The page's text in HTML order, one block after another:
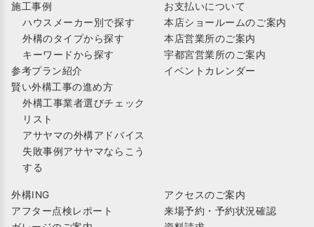
施工事例
ハウスメーカー別で探す
外構のタイプから探す
キーワードから探す
参考プラン紹介
賢い外構工事の進め方
外構工事業者選びチェック
リスト
アサヤマの外構アドバイス
失敗事例アサヤマならこう
する
お支払いについて
本店ショールームのご案内
本店営業所のご案内
宇都宮営業所のご案内
イベントカレンダー
外構ING
アフター点検レポート
アクセスのご案内
来場予約・予約状況確認